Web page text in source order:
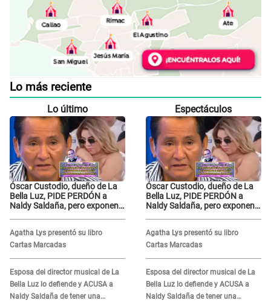
Lo más reciente
Lo último
Óscar Custodio, dueño de La
Bella Luz, PIDE PERDÓN a
Naldy Saldaña, pero exponen
grabar"
Agatha Lys presentó su libro
Cartas Marcadas
Esposa del director musical de La
Bella Luz lo defiende y ACUSA a
Naldy Saldaña de tener una
Espectáculos
Óscar Custodio, dueño de La
Bella Luz, PIDE PERDÓN a
Naldy Saldaña, pero exponen
grabar"
Agatha Lys presentó su libro
Cartas Marcadas
Esposa del director musical de La
Bella Luz lo defiende y ACUSA a
Naldy Saldaña de tener una